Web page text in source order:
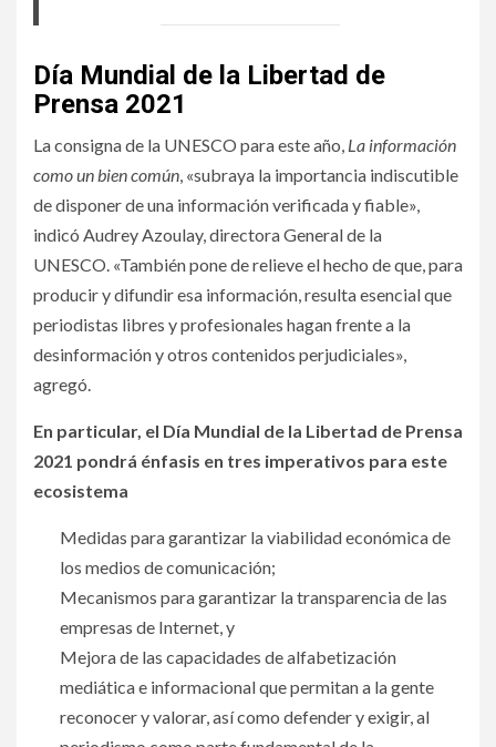
Día Mundial de la Libertad de
Prensa 2021
La consigna de la UNESCO para este año, La información
como un bien común , «subraya la importancia indiscutible
de disponer de una información verificada y fiable»,
indicó Audrey Azoulay, directora General de la
UNESCO. «También pone de relieve el hecho de que, para
producir y difundir esa información, resulta esencial que
periodistas libres y profesionales hagan frente a la
desinformación y otros contenidos perjudiciales»,
agregó.
En particular, el Día Mundial de la Libertad de Prensa
2021 pondrá énfasis en tres imperativos para este
ecosistema
Medidas para garantizar la viabilidad económica de
los medios de comunicación;
Mecanismos para garantizar la transparencia de las
empresas de Internet, y
Mejora de las capacidades de alfabetización
mediática e informacional que permitan a la gente
reconocer y valorar, así como defender y exigir, al